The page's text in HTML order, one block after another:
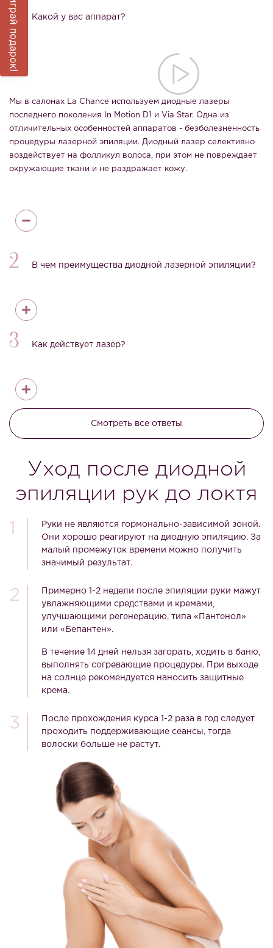
1 Какой у вас аппарат?
Мы в салонах La Chance используем диодные лазеры
последнего поколения In Motion D1 и Via Star. Одна из
отличительных особенностей аппаратов - безболезненность
процедуры лазерной эпиляции. Диодный лазер селективно
воздействует на фолликул волоса, при этом не повреждает
окружающие ткани и не раздражает кожу.
2 В чем преимущества диодной лазерной эпиляции?
3 Как действует лазер?
Смотреть все ответы
Уход после диодной
эпиляции рук до локтя
Руки не являются гормонально-зависимой зоной.
Они хорошо реагируют на диодную эпиляцию. За
малый промежуток времени можно получить
значимый результат.
Примерно 1-2 недели после эпиляции руки мажут
увлажняющими средствами и кремами,
улучшающими регенерацию, типа «Пантенол»
или «Бепантен».
В течение 14 дней нельзя загорать, ходить в баню,
выполнять согревающие процедуры. При выходе
на солнце рекомендуется наносить защитные
крема.
После прохождения курса 1-2 раза в год следует
проходить поддерживающие сеансы, тогда
волоски больше не растут.
Выиграй подарок!